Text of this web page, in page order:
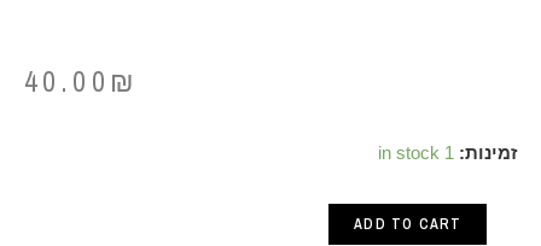
40.00 ₪
זמינות: 1 in stock OST
ADD TO CART